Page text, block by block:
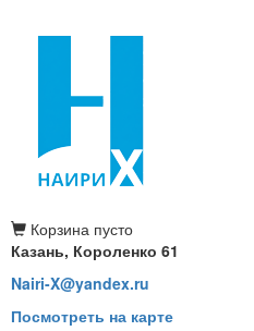
Корзина пусто
Казань, Короленко 61
Nairi-X@yandex.ru
Посмотреть на карте